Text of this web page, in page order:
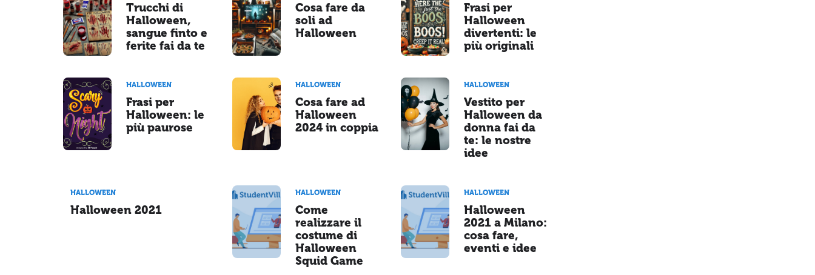
Trucchi di
Halloween,
sangue finto e
ferite fai da te
Cosa fare da
soli ad
Halloween
Frasi per
Halloween
divertenti: le
più originali
HALLOWEEN
Frasi per
Halloween: le
più paurose
HALLOWEEN
Cosa fare ad
Halloween
2024 in coppia
HALLOWEEN
Vestito per
Halloween da
donna fai da
te: le nostre
idee
HALLOWEEN
Halloween 2021
HALLOWEEN
Come
realizzare il
costume di
Halloween
Squid Game
HALLOWEEN
Halloween
2021 a Milano:
cosa fare,
eventi e idee